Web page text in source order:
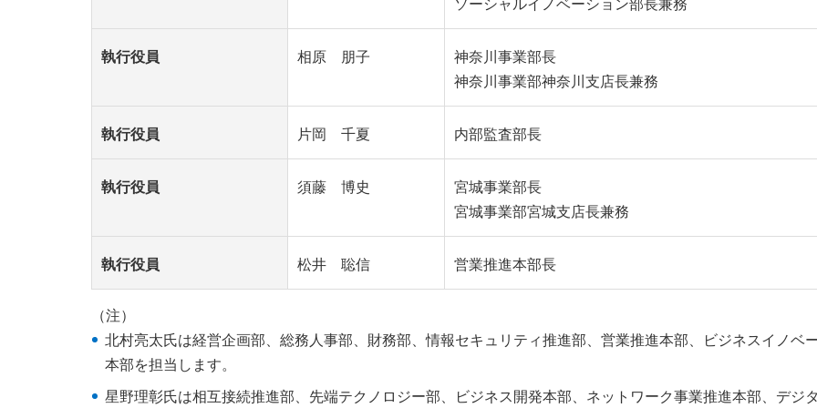
ソーシャルイノベーション部長兼務
執行役員 相原 朋子
神奈川事業部長
神奈川事業部神奈川支店長兼務
執行役員 片岡 千夏 内部監査部長
執行役員 須藤 博史
宮城事業部長
宮城事業部宮城支店長兼務
執行役員 松井 聡信 営業推進本部長
（注）
北村亮太氏は経営企画部、総務人事部、財務部、情報セキュリティ推進部、営業推進本部、ビジネスイノベ
本部を担当します。
星野理彰氏は相互接続推進部、先端テクノロジー部、ビジネス開発本部、ネットワーク事業推進本部、デジ